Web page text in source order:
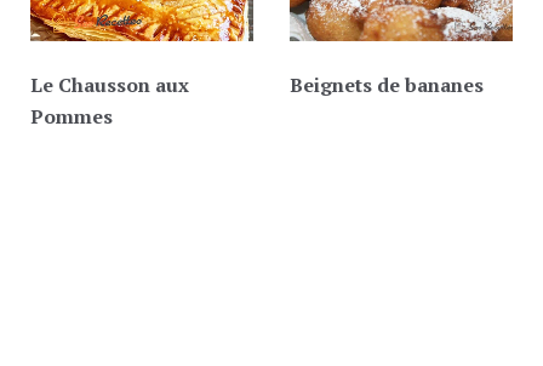
Le Chausson aux
Pommes
Beignets de bananes